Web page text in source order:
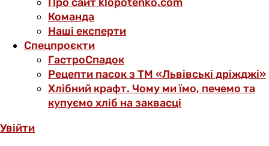
Команда
Наші експерти
Спецпроєкти
ГастроСпадок
Рецепти пасок з ТМ «Львівські дріжджі»
Хлібний крафт. Чому ми їмо, печемо та
купуємо хліб на заквасці
Увійти